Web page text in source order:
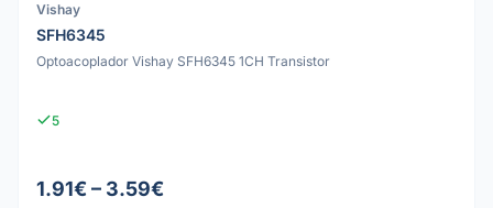
Vishay
SFH6345
Optoacoplador Vishay SFH6345 1CH Transistor
5
1.91€ – 3.59€